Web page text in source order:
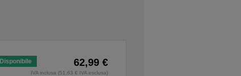
Disponibile 62,99 €
IVA inclusa (51,63 € IVA esclusa)